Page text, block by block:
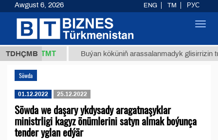
TDHÇMB
(kg.) 37,8 ТМТ Buýan köküniň arassalanmadyk glisirrizin
Söwda
01.12.2022 25.12.2022
Söwda we daşary ykdysady aragatnaşyklar
ministrligi kagyz önümlerini satyn almak boýunça
tender yglan edýär
Awgust 6, 2026 ENG TM РУС